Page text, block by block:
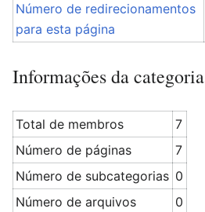
Número de redirecionamentos
para esta página
Informações da categoria
Total de membros
7
Número de páginas
7
Número de subcategorias 0
Número de arquivos
0